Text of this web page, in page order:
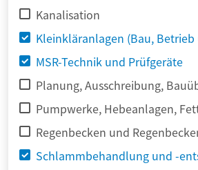
Kanalisation
Kleinkläranlagen (Bau,
MSR-Technik und Prüfgeräte
Planung, Ausschreibung,
Pumpwerke, Hebeanlagen,
Regenbecken und
Schlammbehandlung und -